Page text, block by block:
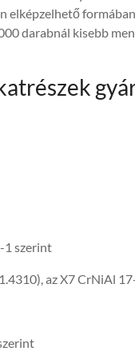
elképzelhető formában
darabnál kisebb
1 szerint
az X7 CrNiAl